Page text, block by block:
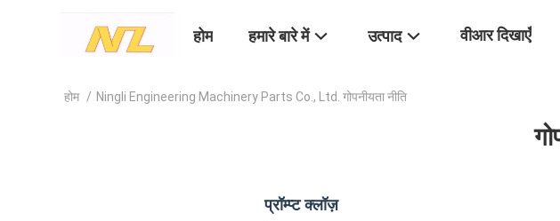
होम हमारे बारे में उत्पाद वीआर दिखाएँ
होम / Ningli Engineering Machinery Parts Co., Ltd. गोपनीयता नीति
प्रॉम्प्ट क्लॉज़